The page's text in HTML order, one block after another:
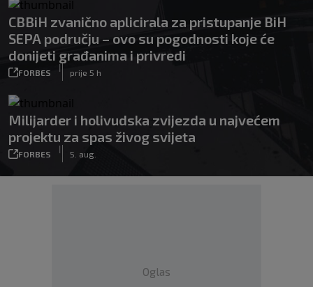
CBBiH zvanično aplicirala za pristupanje BiH
SEPA području – ovo su pogodnosti koje će
donijeti građanima i privredi
FORBES
|
prije 5 h
Milijarder i holivudska zvijezda u najvećem
projektu za spas živog svijeta
FORBES
|
5. aug.
Oglas